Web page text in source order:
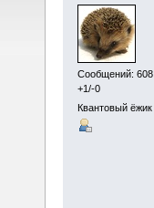
Сообщений: 608
+1/-0
Квантовый ёжик